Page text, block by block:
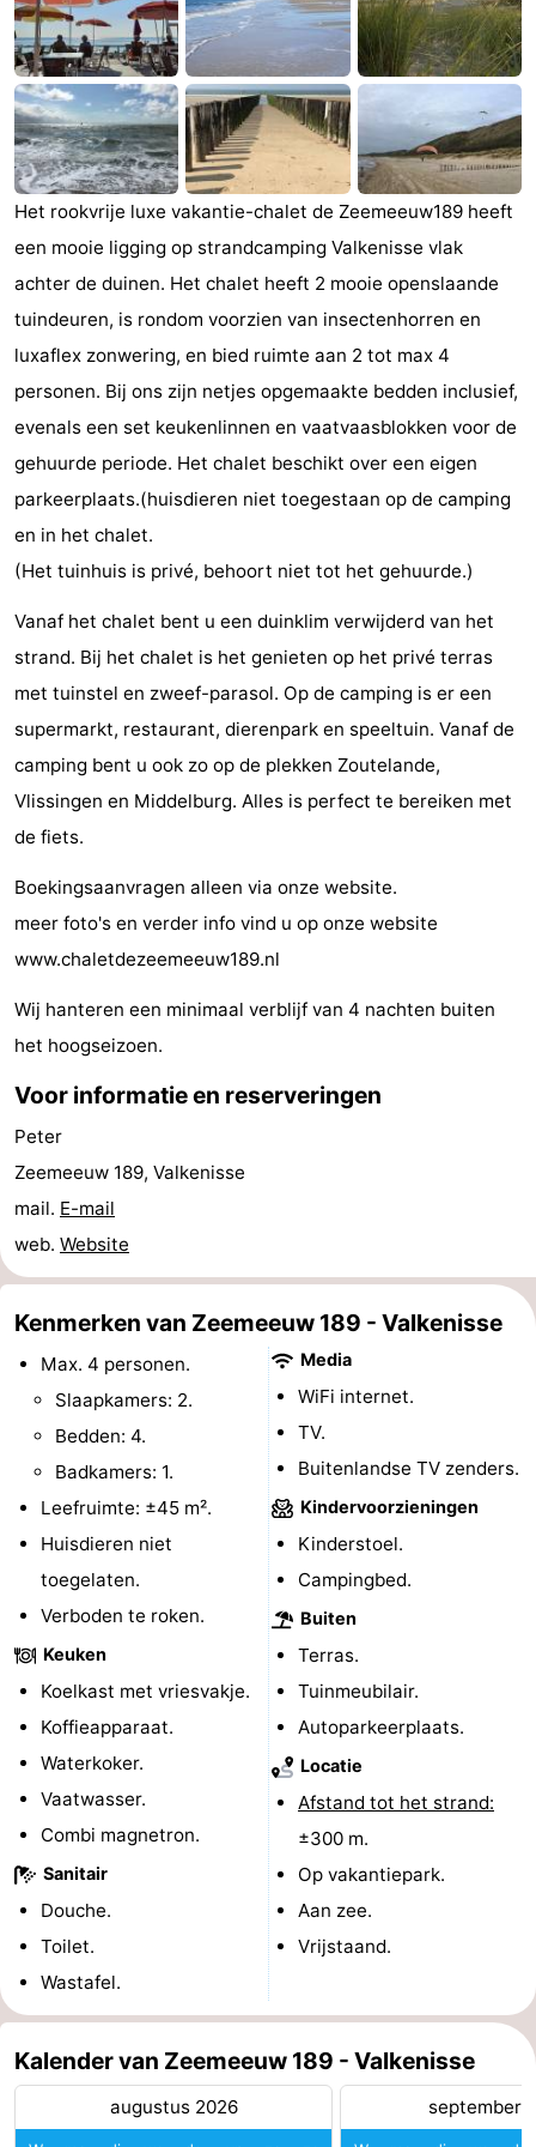
Monumenten
-
Kerken
-
Vuurtorens
-
Uitkijkpunten
Attracties
-
Binnenspeeltuinen
-
Bowlen
Wellness
centra
Dorpen
&
Steden
Natuur
Rondleidingen
Sporten
Zwembaden
-
Wandelen
-
Paardrijden
-
Golfbanen
Delta-
en
paravliegen
Eten
en
drinken
Evenementen
Ringrijden
Zoutelande
Actief
Praktisch
Forum
Route
Parkeren
Reisboekenwinkel
Nieuws
Medische
adressen
Regio
Zeeland
Schouwen-
Duiveland
-
Renesse
Brouwershaven
-
Bruinisse
-
Zierikzee
Natuur
Oosterschelde
-
Burgh
Haamstede
-
Natuur
Walcheren
Het rookvrije luxe vakantie-chalet de Zeemeeuw189 heeft
een mooie ligging op strandcamping Valkenisse vlak
achter de duinen. Het chalet heeft 2 mooie openslaande
tuindeuren, is rondom voorzien van insectenhorren en
luxaflex zonwering, en bied ruimte aan 2 tot max 4
personen. Bij ons zijn netjes opgemaakte bedden inclusief,
evenals een set keukenlinnen en vaatvaasblokken voor de
gehuurde periode. Het chalet beschikt over een eigen
parkeerplaats.(huisdieren niet toegestaan op de camping
en in het chalet.
(Het tuinhuis is privé, behoort niet tot het gehuurde.)
Vanaf het chalet bent u een duinklim verwijderd van het
strand. Bij het chalet is het genieten op het privé terras
met tuinstel en zweef-parasol. Op de camping is er een
supermarkt, restaurant, dierenpark en speeltuin. Vanaf de
camping bent u ook zo op de plekken Zoutelande,
Vlissingen en Middelburg. Alles is perfect te bereiken met
de fiets.
Boekingsaanvragen alleen via onze website.
meer foto's en verder info vind u op onze website
www.chaletdezeemeeuw189.nl
Wij hanteren een minimaal verblijf van 4 nachten buiten
het hoogseizoen.
Voor informatie en reserveringen
Peter
Zeemeeuw 189, Valkenisse
mail. E-mail
web. Website
Kenmerken van Zeemeeuw 189 - Valkenisse
Max. 4 personen.
Slaapkamers: 2.
Bedden: 4.
Badkamers: 1.
Leefruimte: ±45 m².
Huisdieren niet
toegelaten.
Verboden te roken.
Keuken
Koelkast met vriesvakje.
Koffieapparaat.
Waterkoker.
Vaatwasser.
Combi magnetron.
Sanitair
Douche.
Toilet.
Wastafel.
Media
WiFi internet.
TV.
Buitenlandse TV zenders.
Kindervoorzieningen
Kinderstoel.
Campingbed.
Buiten
Terras.
Tuinmeubilair.
Autoparkeerplaats.
Locatie
Afstand tot het strand:
±300 m.
Op vakantiepark.
Aan zee.
Vrijstaand.
Kalender van Zeemeeuw 189 - Valkenisse
augustus 2026 september